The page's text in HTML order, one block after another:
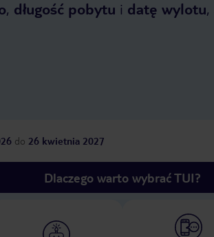
, długość pobytu i datę wylotu
do 26 kwietnia 2027
Dlaczego warto wybrać TUI?